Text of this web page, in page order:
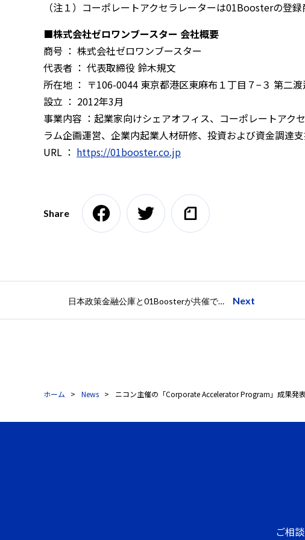
（注１）コーポレートアクセラレーターは01Boosterの登録
■株式会社ゼロワンブースター 会社概要
商号 ： 株式会社ゼロワンブースター
代表者 ： 代表取締役 鈴木規文
所在地 ： 〒106-0044 東京都港区東麻布１丁目７−３ 第二
設立 ： 2012年3月
事業内容 ：起業家向けシェアオフィス、コーポレートアク
ラム企画運営、企業内起業人材研修、投資および資金調達
URL ： https://01booster.co.jp
Share
日本政策金融公庫と01Boosterが共催で出資と融資などお金や契約に関してのセミナー「1Day Startup Dojo 茅場町」を2017年9月24日（日）に開催 Next
ホーム News ニコン主催の「Corporate Accelerator Program」成果発
ご相